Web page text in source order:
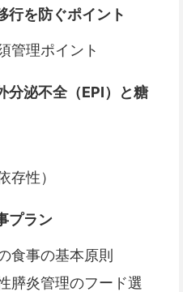
行を防ぐポイント
管理ポイント
分泌不全（EPI）と糖
存性）
プラン
食事の基本原則
膵炎管理のフード選